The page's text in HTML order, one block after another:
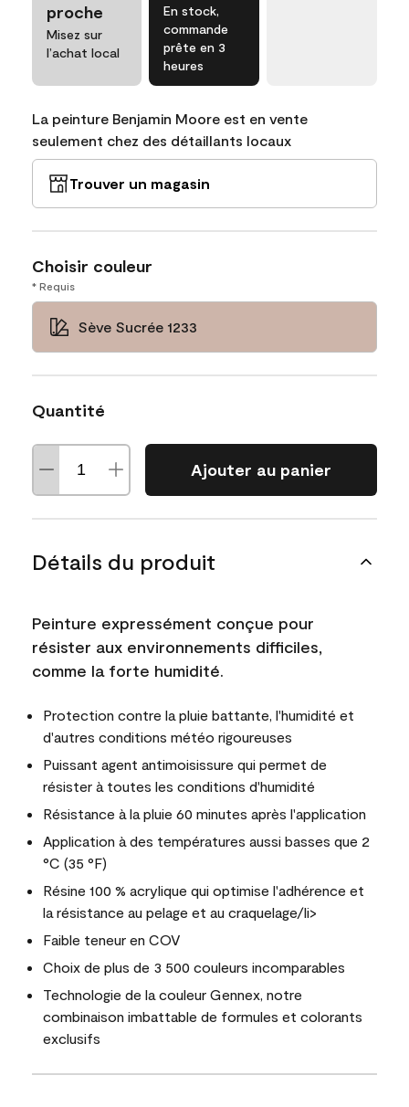
proche
Misez sur
l’achat local
En stock,
commande
prête en 3
heures
La peinture Benjamin Moore est en vente
seulement chez des détaillants locaux
Trouver un magasin
Choisir couleur
* Requis
Sève Sucrée 1233
Quantité
Ajouter au panier
Détails du produit
Peinture expressément conçue pour
résister aux environnements difficiles,
comme la forte humidité.
Protection contre la pluie battante, l'humidité et
d'autres conditions météo rigoureuses
Puissant agent antimoisissure qui permet de
résister à toutes les conditions d'humidité
Résistance à la pluie 60 minutes après l'application
Application à des températures aussi basses que 2
°C (35 °F)
Résine 100 % acrylique qui optimise l'adhérence et
la résistance au pelage et au craquelage/li>
Faible teneur en COV
Choix de plus de 3 500 couleurs incomparables
Technologie de la couleur Gennex, notre
combinaison imbattable de formules et colorants
exclusifs